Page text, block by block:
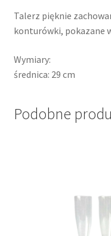
Talerz pięknie
konturówki, pokazane
Wymiary:
średnica: 29 cm
Podobne